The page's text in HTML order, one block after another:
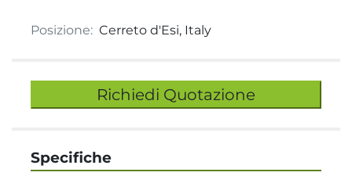
Posizione: Cerreto d'Esi, Italy
Richiedi Quotazione
Specifiche